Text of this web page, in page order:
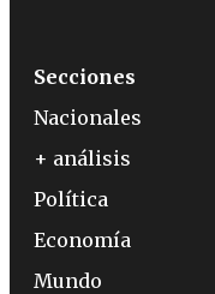
Secciones
Nacionales
+ análisis
Política
Economía
Mundo